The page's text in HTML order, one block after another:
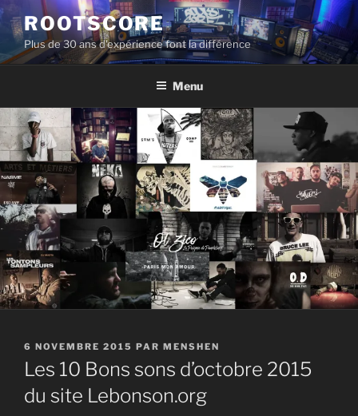
Aller
au
contenu
principal
ROOTSCORE
Plus de 30 ans d'expérience font la différence
Menu
PUBLIÉ
LE
6 NOVEMBRE 2015 PAR MENSHEN
Les 10 Bons sons d’octobre 2015
du site Lebonson.org